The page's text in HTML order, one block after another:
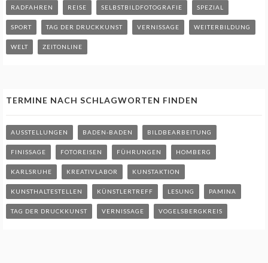
RADFAHREN REISE SELBSTBILDFOTOGRAFIE SPEZIAL
SPORT TAG DER DRUCKKUNST VERNISSAGE WEITERBILDUNG
WELT ZEITONLINE
TERMINE NACH SCHLAGWORTEN FINDEN
AUSSTELLUNGEN BADEN-BADEN BILDBEARBEITUNG
FINISSAGE FOTOREISEN FÜHRUNGEN HOMBERG
KARLSRUHE KREATIVLABOR KUNSTAKTION
KUNSTHALTESTELLEN KÜNSTLERTREFF LESUNG PAMINA
TAG DER DRUCKKUNST VERNISSAGE VOGELSBERGKREIS